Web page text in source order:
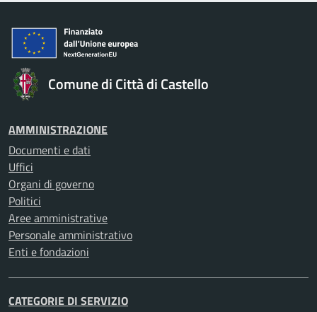
Comune di Città di Castello
AMMINISTRAZIONE
Documenti e dati
Uffici
Organi di governo
Politici
Aree amministrative
Personale amministrativo
Enti e fondazioni
CATEGORIE DI SERVIZIO